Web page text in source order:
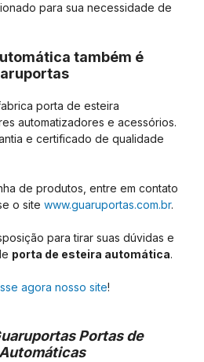
para sua necessidade de
também é
porta de esteira
automatizadores e acessórios.
e certificado de qualidade
de produtos, entre em contato
o site www.guaruportas.com.br.
para tirar suas dúvidas e
porta de esteira automática.
agora nosso site!
Portas de